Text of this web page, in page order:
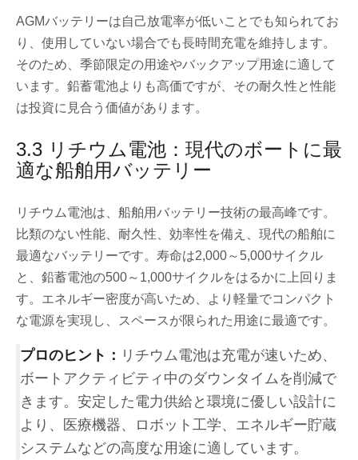
AGMバッテリーは自己放電率が低いことでも知られてお
り、使用していない場合でも長時間充電を維持します。
そのため、季節限定の用途やバックアップ用途に適して
います。鉛蓄電池よりも高価ですが、その耐久性と性能
は投資に見合う価値があります。
3.3 リチウム電池：現代のボートに最
適な船舶用バッテリー
リチウム電池は、船舶用バッテリー技術の最高峰です。
比類のない性能、耐久性、効率性を備え、現代の船舶に
最適なバッテリーです。寿命は2,000～5,000サイクル
と、鉛蓄電池の500～1,000サイクルをはるかに上回りま
す。エネルギー密度が高いため、より軽量でコンパクト
な電源を実現し、スペースが限られた用途に最適です。
プロのヒント： リチウム電池は充電が速いため、
ボートアクティビティ中のダウンタイムを削減で
きます。安定した電力供給と環境に優しい設計に
より、医療機器、ロボット工学、エネルギー貯蔵
システムなどの高度な用途に適しています。